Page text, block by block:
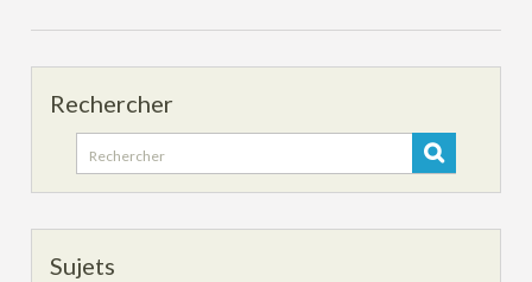
Rechercher
Search
for:
Sujets